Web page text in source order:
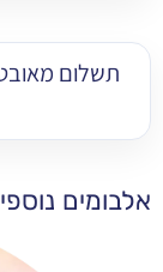
מאובטח · הורדה
נוספים